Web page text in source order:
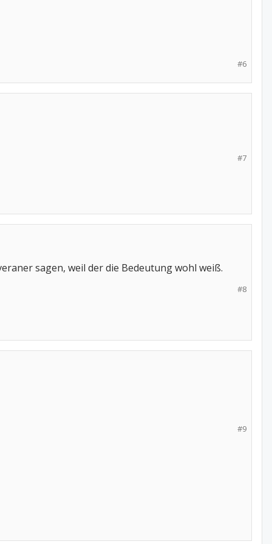
#6
#7
sagen, weil der die Bedeutung wohl weiß.
#8
#9